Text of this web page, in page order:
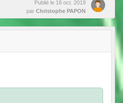
Publié le 18 oct. 2019
par Christophe PAPON